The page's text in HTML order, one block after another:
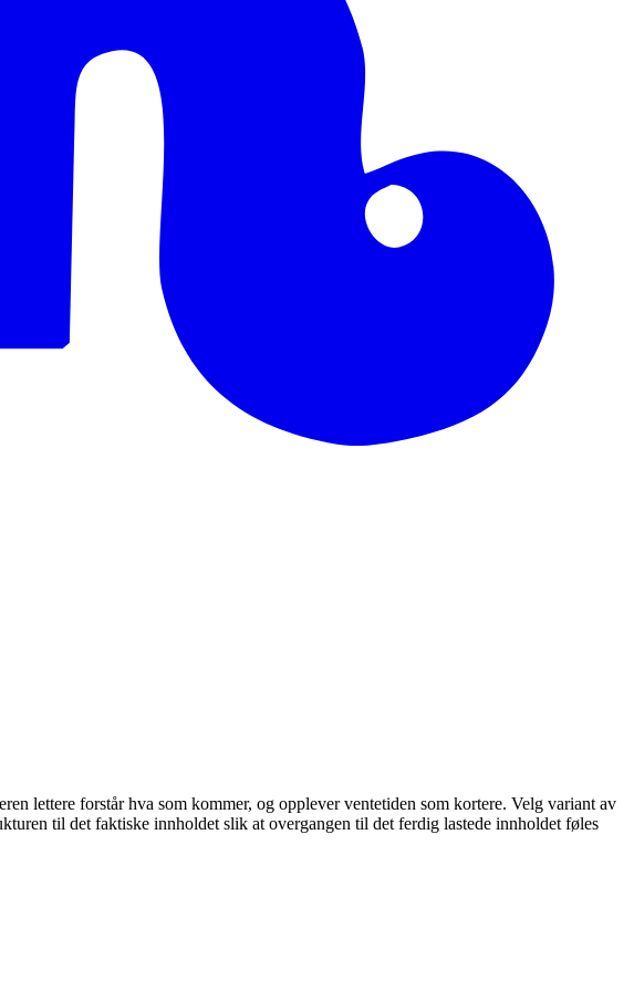
lettere forstår hva som kommer, og opplever ventetiden som kortere. Velg variant av
til det faktiske innholdet slik at overgangen til det ferdig lastede innholdet føles